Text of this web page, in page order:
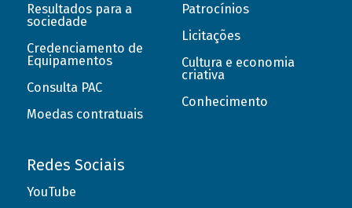
Resultados para a
sociedade
Credenciamento de
Equipamentos
Consulta PAC
Moedas contratuais
Patrocínios
Licitações
Cultura e economia
criativa
Conhecimento
Redes Sociais
YouTube